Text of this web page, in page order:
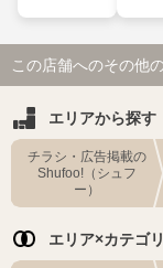
この店舗へのその他
エリアから探す
チラシ・広告掲載の
Shufoo!（シュフ
ー）
エリア×カテゴ